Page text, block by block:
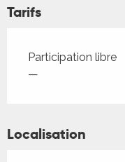
Tarifs
Tarifs 2026
Participation libre
—
Localisation